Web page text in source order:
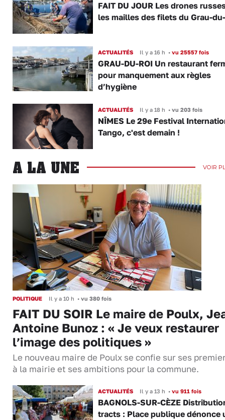
FAIT DU JOUR Les drones
les mailles des filets du Grau-
ACTUALITÉS Il y a 16 h •vu 25557 fois
GRAU-DU-ROI Un restaurant
pour manquement aux règles
d’hygiène
ACTUALITÉS Il y a 18 h •vu 203 fois
NÎMES Le 29e Festival
Tango, c'est demain !
A LA UNE VOIR
POLITIQUE Il y a 10 h • vu 380 fois
FAIT DU SOIR Le maire de Poulx,
Antoine Bunoz : « Je veux restaurer
l’image des politiques »
Le nouveau maire de Poulx se confie sur ses
à la mairie et ses ambitions pour la commune.
ACTUALITÉS Il y a 13 h •vu 911 fois
BAGNOLS-SUR-CÈZE
tracts : Place publique dénonce